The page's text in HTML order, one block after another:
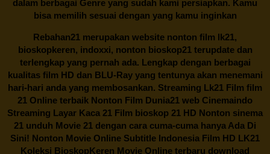
dalam berbagai Genre yang sudah kami persiapkan. Kamu
bisa memilih sesuai dengan yang kamu inginkan
Rebahan21 merupakan website nonton film lk21,
bioskopkeren, indoxxi, nonton bioskop21 terupdate dan
terlengkap yang pernah ada. Lengkap dengan berbagai
kualitas film HD dan BLU-Ray yang tentunya akan menemani
hari-hari anda yang membosankan. Streaming Lk21 Film film
21 Online terbaik Nonton Film Dunia21 web Cinemaindo
Streaming Layar Kaca 21 Film bioskop 21 HD Nonton sinema
21 unduh Movie 21 dengan cara cuma-cuma hanya Ada Di
Sini! Nonton Movie Online Subtitle Indonesia Film HD LK21
Koleksi BioskopKeren Movie Online terbaru download